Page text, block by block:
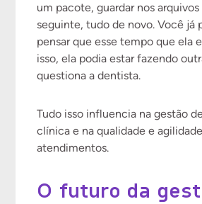
um pacote, guardar nos
seguinte, tudo de novo. Você já
pensar que esse tempo que ela
isso, ela podia estar fazendo
questiona a dentista.
Tudo isso influencia na gestão
clínica e na qualidade e
atendimentos.
O futuro da